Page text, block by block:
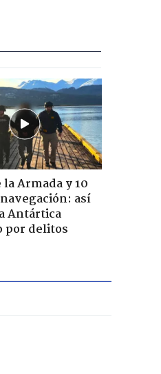
Armada y 10
así
Antártica
por delitos